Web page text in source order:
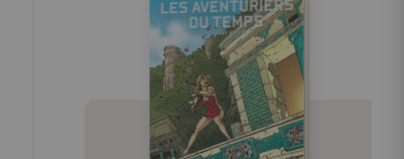
de l'hyper terrorisme pourrait faire basculer le monde
libre dans un univers Orwelien. Un dernier scénario
n'a jamais été imaginé? Que se passerait-il si la plus
grande organisation de renseignements s'écroulait?
C'est la rencontre de ces trois scénarios catastrophe
que vous propose le tome 2 de lasérie CIA.